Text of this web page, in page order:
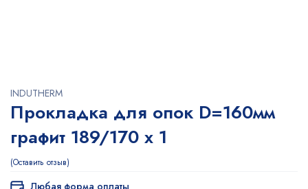
INDUTHERM
Прокладка для опок D=160мм
графит 189/170 х 1
Оставить отзыв
Любая форма оплаты